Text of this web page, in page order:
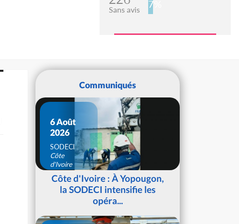
Sans avis 7%
Communiqués
6 Août
2026
SODECI
Côte
d'Ivoire
Côte d'Ivoire : À Yopougon,
la SODECI intensifie les
opéra...